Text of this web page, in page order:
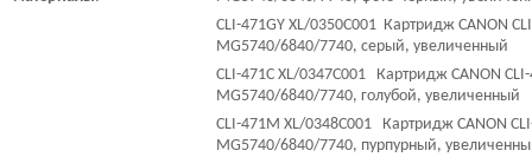
CLI-471GY XL/0350C001 Картридж CANON
MG5740/6840/7740, серый, увеличенный
CLI-471C XL/0347C001 Картридж CANON
MG5740/6840/7740, голубой, увеличенный
CLI-471M XL/0348C001 Картридж CANON
MG5740/6840/7740, пурпурный,